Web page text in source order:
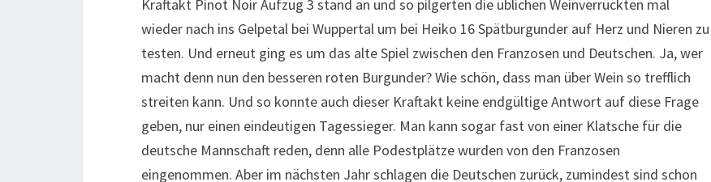
Kraftakt Pinot Noir Aufzug 3 stand an und so pilgerten die üblichen Weinverrückten mal
wieder nach ins Gelpetal bei Wuppertal um bei Heiko 16 Spätburgunder auf Herz und Nieren zu
testen. Und erneut ging es um das alte Spiel zwischen den Franzosen und Deutschen. Ja, wer
macht denn nun den besseren roten Burgunder? Wie schön, dass man über Wein so trefflich
streiten kann. Und so konnte auch dieser Kraftakt keine endgültige Antwort auf diese Frage
geben, nur einen eindeutigen Tagessieger. Man kann sogar fast von einer Klatsche für die
deutsche Mannschaft reden, denn alle Podestplätze wurden von den Franzosen
eingenommen. Aber im nächsten Jahr schlagen die Deutschen zurück, zumindest sind schon